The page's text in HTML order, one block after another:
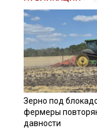
Зерно под
фермеры
давности